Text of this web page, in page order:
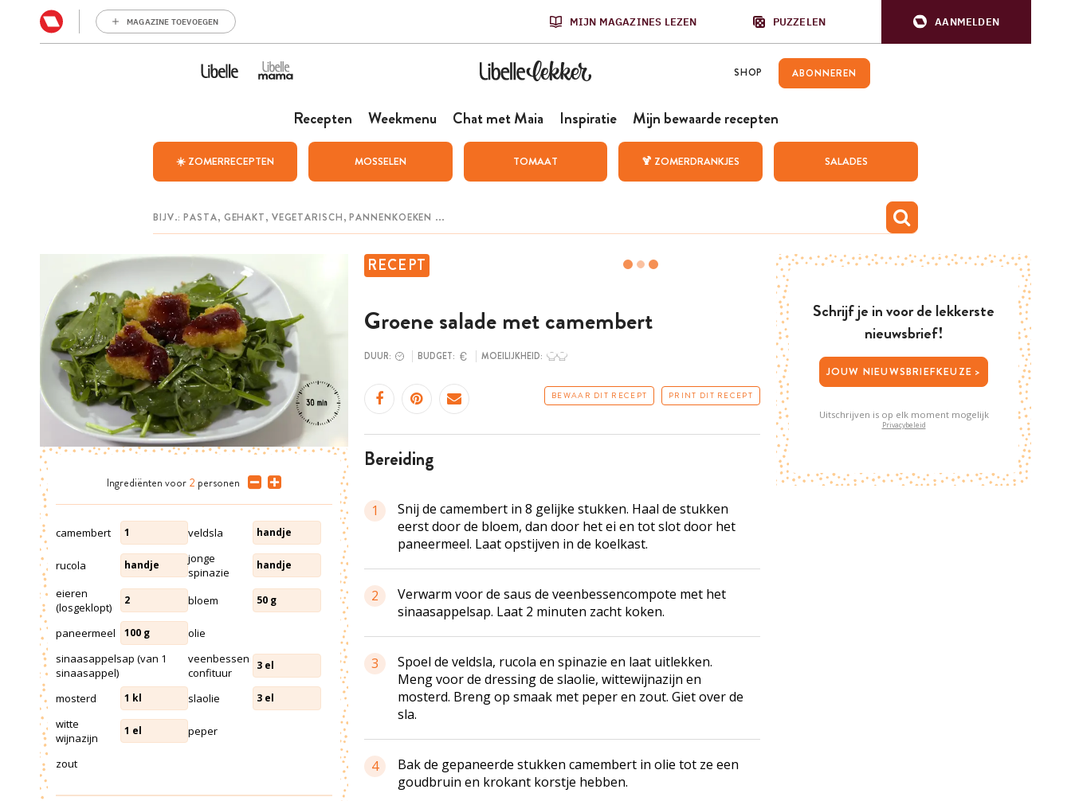
MAGAZINE TOEVOEGEN MIJN MAGAZINES LEZEN PUZZELEN AANMELDEN
SHOP ABONNEREN
Recepten Weekmenu Chat met Maia Inspiratie Mijn bewaarde recepten
☀️ ZOMERRECEPTEN MOSSELEN TOMAAT 🍹 ZOMERDRANKJES SALADES
RECEPT
Groene salade met camembert
DUUR: BUDGET: MOEILIJKHEID:
BEWAAR DIT RECEPT PRINT DIT RECEPT
bereiding
1
Snij de camembert in 8 gelijke stukken. Haal de stukken
eerst door de bloem, dan door het ei en tot slot door het
paneermeel. Laat opstijven in de koelkast.
2
Verwarm voor de saus de veenbessencompote met het
sinaasappelsap. Laat 2 minuten zacht koken.
3
Spoel de veldsla, rucola en spinazie en laat uitlekken.
Meng voor de dressing de slaolie, wittewijnazijn en
mosterd. Breng op smaak met peper en zout. Giet over de
sla.
4
Bak de gepaneerde stukken camembert in olie tot ze een
goudbruin en krokant korstje hebben.
Ingrediënten voor 2 personen
camembert 1 veldsla handje
rucola handje
jonge
spinazie
handje
eieren
(losgeklopt)
2 bloem 50 g
paneermeel 100 g
olie
sinaasappelsap (van 1
sinaasappel)
veenbessen
confituur
3 el
mosterd 1 kl slaolie 3 el
witte
wijnazijn
1 el peper
zout
Schrijf je in voor de lekkerste
nieuwsbrief!
JOUW NIEUWSBRIEFKEUZE >
Uitschrijven is op elk moment mogelijk
Privacybeleid